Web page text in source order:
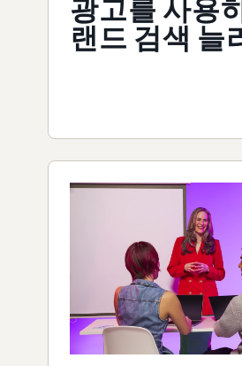
광고를 사용
랜드 검색 늘